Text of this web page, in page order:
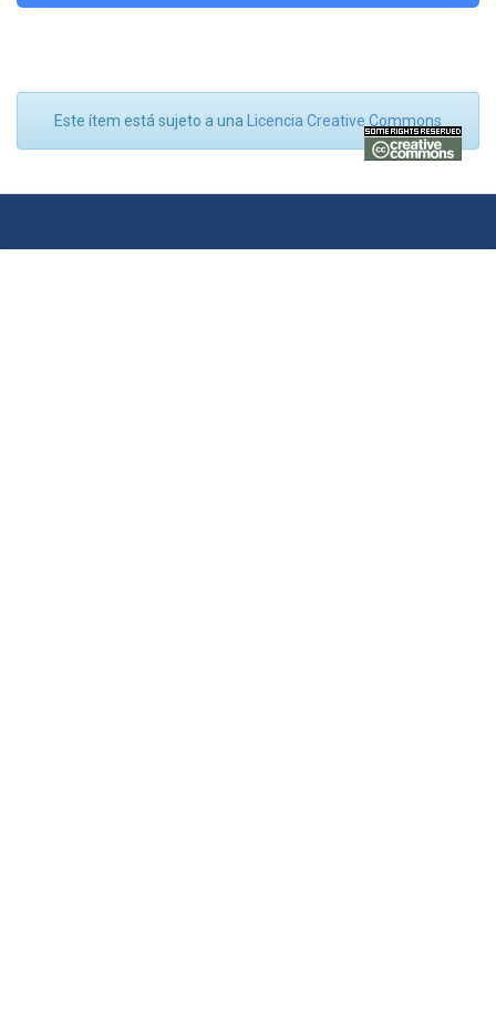
Este ítem está sujeto a una Licencia Creative Commons